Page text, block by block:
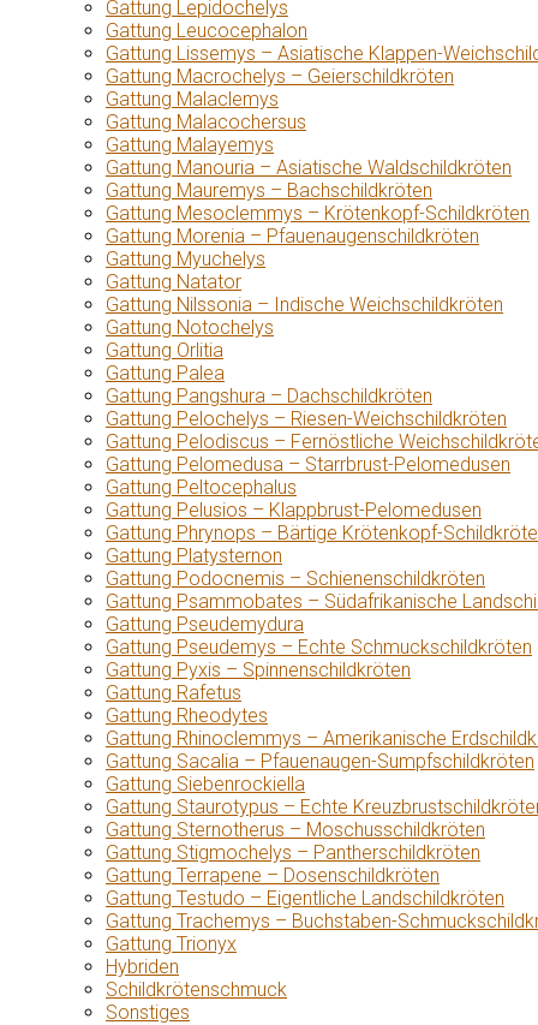
Gattung Lepidochelys
Gattung Leucocephalon
Gattung Lissemys – Asiatische Klappen-
Gattung Macrochelys – Geierschildkröten
Gattung Malaclemys
Gattung Malacochersus
Gattung Malayemys
Gattung Manouria – Asiatische Waldschildkröten
Gattung Mauremys – Bachschildkröten
Gattung Mesoclemmys – Krötenkopf-Schildkröten
Gattung Morenia – Pfauenaugenschildkröten
Gattung Myuchelys
Gattung Natator
Gattung Nilssonia – Indische Weichschildkröten
Gattung Notochelys
Gattung Orlitia
Gattung Palea
Gattung Pangshura – Dachschildkröten
Gattung Pelochelys – Riesen-Weichschildkröten
Gattung Pelodiscus – Fernöstliche
Gattung Pelomedusa – Starrbrust-Pelomedusen
Gattung Peltocephalus
Gattung Pelusios – Klappbrust-Pelomedusen
Gattung Phrynops – Bärtige Krötenkopf-
Gattung Platysternon
Gattung Podocnemis – Schienenschildkröten
Gattung Psammobates – Südafrikanische
Gattung Pseudemydura
Gattung Pseudemys – Echte Schmuckschildkröten
Gattung Pyxis – Spinnenschildkröten
Gattung Rafetus
Gattung Rheodytes
Gattung Rhinoclemmys – Amerikanische
Gattung Sacalia – Pfauenaugen-Sumpfschildkröten
Gattung Siebenrockiella
Gattung Staurotypus – Echte
Gattung Sternotherus – Moschusschildkröten
Gattung Stigmochelys – Pantherschildkröten
Gattung Terrapene – Dosenschildkröten
Gattung Testudo – Eigentliche Landschildkröten
Gattung Trachemys – Buchstaben-
Gattung Trionyx
Hybriden
Schildkrötenschmuck
Sonstiges